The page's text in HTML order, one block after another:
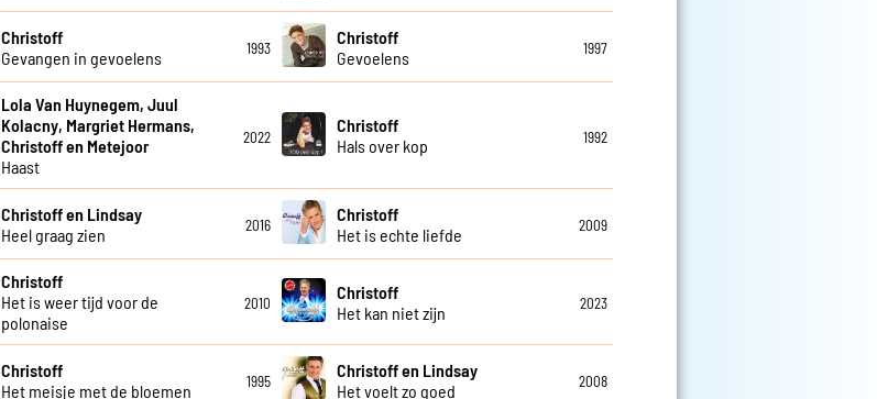
Christoff
Gevangen in gevoelens
1993
Christoff
Gevoelens
1997
Lola Van Huynegem, Juul
Kolacny, Margriet Hermans,
Christoff en Metejoor
Haast
2022
Christoff
Hals over kop
1992
Christoff en Lindsay
Heel graag zien
2016
Christoff
Het is echte liefde
2009
Christoff
Het is weer tijd voor de
polonaise
2010
Christoff
Het kan niet zijn
2023
Christoff
Het meisje met de bloemen
1995
Christoff en Lindsay
Het voelt zo goed
2008